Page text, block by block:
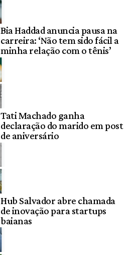
Bia Haddad anuncia pausa na
carreira: ‘Não tem sido fácil a
minha relação com o tênis’
Tati Machado ganha
declaração do marido em post
de aniversário
Hub Salvador abre chamada
de inovação para startups
baianas